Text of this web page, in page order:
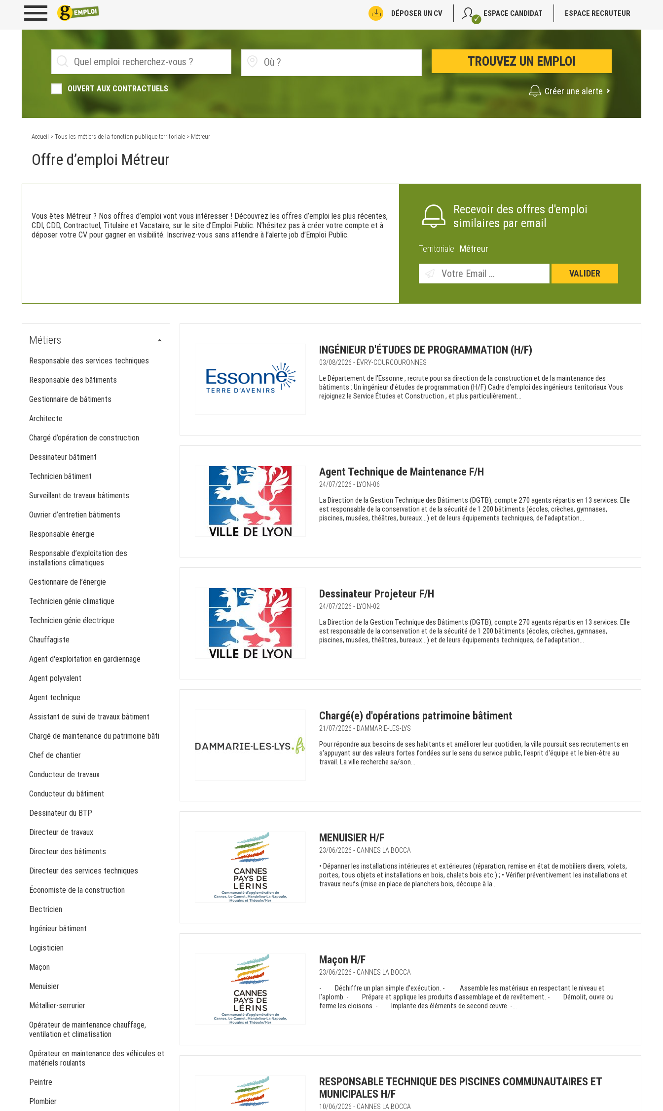
DÉPOSER UN CV ESPACE CANDIDAT ESPACE RECRUTEUR
OUVERT AUX CONTRACTUELS Créer une alerte
Accueil > Tous les métiers de la fonction publique territoriale > Métreur
Offre d’emploi Métreur
Vous êtes Métreur ? Nos offres d’emploi vont vous intéresser ! Découvrez les offres d’emploi les plus récentes,
CDI, CDD, Contractuel, Titulaire et Vacataire, sur le site d’Emploi Public. N’hésitez pas à créer votre compte et à
déposer votre CV pour gagner en visibilité. Inscrivez-vous sans attendre à l’alerte job d’Emploi Public.
Recevoir des offres d'emploi
similaires par email
Territoriale : Métreur
Métiers
Responsable des services techniques
Responsable des bâtiments
Gestionnaire de bâtiments
Architecte
Chargé d’opération de construction
Dessinateur bâtiment
Technicien bâtiment
Surveillant de travaux bâtiments
Ouvrier d’entretien bâtiments
Responsable énergie
Responsable d’exploitation des
installations climatiques
Gestionnaire de l’énergie
Technicien génie climatique
Technicien génie électrique
Chauffagiste
Agent d'exploitation en gardiennage
Agent polyvalent
Agent technique
Assistant de suivi de travaux bâtiment
Chargé de maintenance du patrimoine bâti
Chef de chantier
Conducteur de travaux
Conducteur du bâtiment
Dessinateur du BTP
Directeur de travaux
Directeur des bâtiments
Directeur des services techniques
Économiste de la construction
Electricien
Ingénieur bâtiment
Logisticien
Maçon
Menuisier
Métallier-serrurier
Opérateur de maintenance chauffage,
ventilation et climatisation
Opérateur en maintenance des véhicules et
matériels roulants
Peintre
Plombier
INGÉNIEUR D'ÉTUDES DE PROGRAMMATION (H/F)
03/08/2026 - ÉVRY-COURCOURONNES
Le Département de l'Essonne , recrute pour sa direction de la construction et de la maintenance des
bâtiments : Un ingénieur d'études de programmation (H/F) Cadre d'emploi des ingénieurs territoriaux Vous
rejoignez le Service Études et Construction , et plus particulièrement...
Agent Technique de Maintenance F/H
24/07/2026 - LYON-06
La Direction de la Gestion Technique des Bâtiments (DGTB), compte 270 agents répartis en 13 services. Elle
est responsable de la conservation et de la sécurité de 1 200 bâtiments (écoles, crèches, gymnases,
piscines, musées, théâtres, bureaux…) et de leurs équipements techniques, de l’adaptation...
Dessinateur Projeteur F/H
24/07/2026 - LYON-02
La Direction de la Gestion Technique des Bâtiments (DGTB), compte 270 agents répartis en 13 services. Elle
est responsable de la conservation et de la sécurité de 1 200 bâtiments (écoles, crèches, gymnases,
piscines, musées, théâtres, bureaux…) et de leurs équipements techniques, de l’adaptation...
Chargé(e) d'opérations patrimoine bâtiment
21/07/2026 - DAMMARIE-LES-LYS
Pour répondre aux besoins de ses habitants et améliorer leur quotidien, la ville poursuit ses recrutements en
s'appuyant sur des valeurs fortes fondées sur le sens du service public, l'esprit d'équipe et le bien-être au
travail. La ville recherche sa/son...
MENUISIER H/F
23/06/2026 - CANNES LA BOCCA
• Dépanner les installations intérieures et extérieures (réparation, remise en état de mobiliers divers, volets,
portes, tous objets et installations en bois, chalets bois etc.) ; • Vérifier préventivement les installations et
travaux neufs (mise en place de planchers bois, découpe à la...
Maçon H/F
23/06/2026 - CANNES LA BOCCA
- Déchiffre un plan simple d'exécution. - Assemble les matériaux en respectant le niveau et
l'aplomb. - Prépare et applique les produits d'assemblage et de revêtement. - Démolit, ouvre ou
ferme les cloisons. - Implante des éléments de second œuvre. -...
RESPONSABLE TECHNIQUE DES PISCINES COMMUNAUTAIRES ET
MUNICIPALES H/F
10/06/2026 - CANNES LA BOCCA